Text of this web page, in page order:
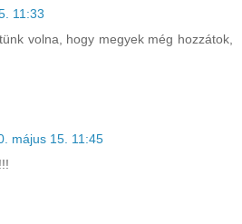
11:33
volna, hogy megyek még hozzátok,
május 15. 11:45